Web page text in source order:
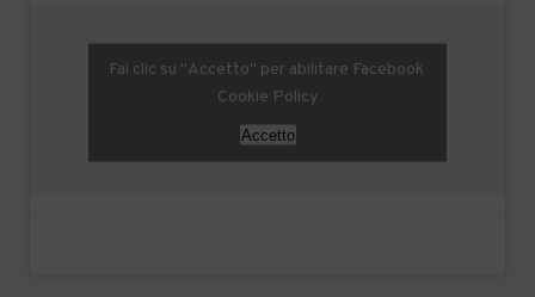
Fai clic su "Accetto" per abilitare Facebook
Cookie Policy
Accetto